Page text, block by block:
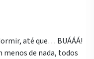
até que… BUÁÁÁ!
menos de nada, todos